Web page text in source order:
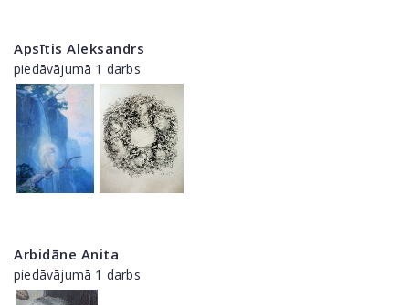
Apsītis Aleksandrs
piedāvājumā 1 darbs
Arbidāne Anita
piedāvājumā 1 darbs